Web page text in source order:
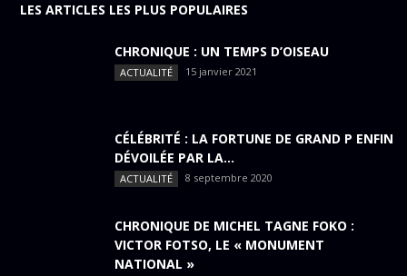
LES ARTICLES LES PLUS POPULAIRES
CHRONIQUE : UN TEMPS D’OISEAU
ACTUALITÉ 15 janvier 2021
CÉLÉBRITÉ : LA FORTUNE DE GRAND P ENFIN
DÉVOILÉE PAR LA...
ACTUALITÉ 8 septembre 2020
CHRONIQUE DE MICHEL TAGNE FOKO :
VICTOR FOTSO, LE « MONUMENT
NATIONAL »